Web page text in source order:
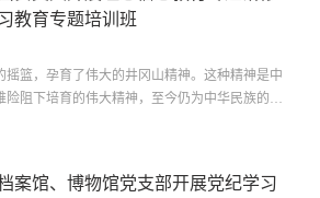
...教育专题培训班
摇篮，孕育了伟大的井冈山精神。这种精神是中
险阻下培育的伟大精神，至今仍为中华民族的发
场教学、交流研讨等多种形式，重温我国革命历
案馆、博物馆党支部开展党纪学习